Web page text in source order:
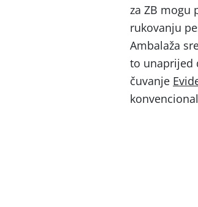
za ZB mogu
rukovanju
Ambalaža
to unaprijed
čuvanje